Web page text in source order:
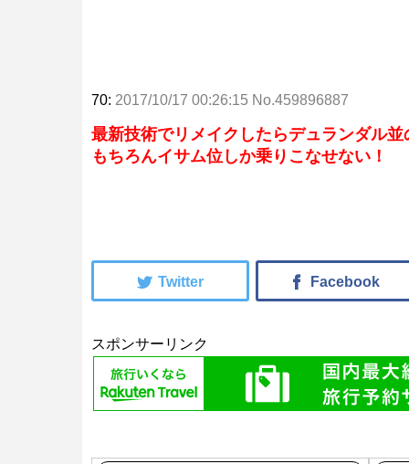
70: 2017/10/17 00:26:15 No.459896887
最新技術でリメイクしたらデュランダル
もちろんイサム位しか乗りこなせない！
スポンサーリンク